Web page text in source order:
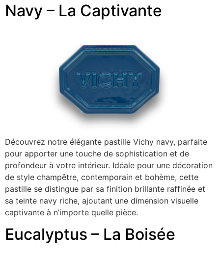
Navy – La Captivante
Découvrez notre élégante pastille Vichy navy, parfaite
pour apporter une touche de sophistication et de
profondeur à votre intérieur. Idéale pour une décoration
de style champêtre, contemporain et bohème, cette
pastille se distingue par sa finition brillante raffinée et
sa teinte navy riche, ajoutant une dimension visuelle
captivante à n’importe quelle pièce.
Eucalyptus – La Boisée